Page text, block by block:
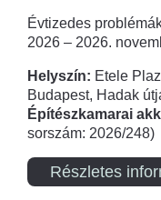
Évtizedes
2026 – 2026.
Helyszín: Etele
Budapest, Hadak
Építészkamarai
sorszám: 2026/248)
Részletes